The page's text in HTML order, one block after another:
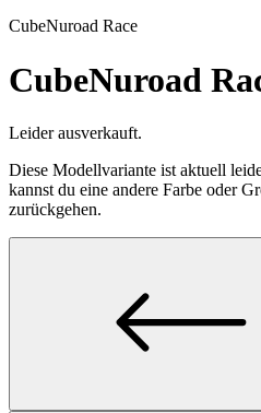
CubeNuroad Race
CubeNuroad
Leider ausverkauft.
Diese Modellvariante ist aktuell
kannst du eine andere Farbe oder
zurückgehen.